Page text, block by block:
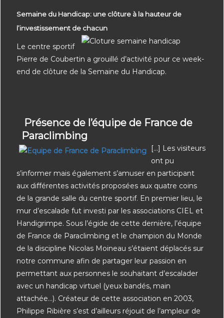
Semaine du Handicap: une clôture à la hauteur de
l’investissement de chacun
Le centre sportif
Pierre de Coubertin a grouillé d’activité pour ce week-
end de clôture de la Semaine du Handicap.
Présence de l’équipe de France de
Paraclimbing
[…] Les visiteurs
ont pu
s’informer mais également s’amuser en participant
aux différentes activités proposées aux quatre coins
de la grande salle du centre sportif. En premier lieu, le
mur d’escalade fut investi par les associations CIEL et
Handigrimpe. Sous l’égide de cette dernière, l’équipe
de France de Paraclimbing et le champion du Monde
de la discipline Nicolas Moineau s’étaient déplacés sur
notre commune afin de partager leur passion en
permettant aux personnes le souhaitant d’escalader
avec un handicap virtuel (yeux bandés, main
attachée…). Créateur de cette association en 2003,
Philippe Ribière s’est d’ailleurs réjouit de l’ampleur de